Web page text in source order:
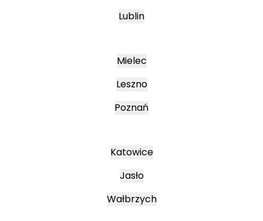
Lublin
Mielec
Leszno
Poznań
Katowice
Jasło
Wałbrzych